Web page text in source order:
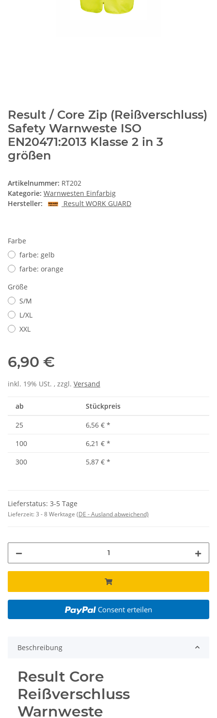
Result / Core Zip (Reißverschluss)
Safety Warnweste ISO
EN20471:2013 Klasse 2 in 3
größen
Artikelnummer: RT202
Kategorie: Warnwesten Einfarbig
Hersteller:
Result WORK GUARD
Farbe
farbe: gelb
farbe: orange
Größe
S/M
L/XL
XXL
6,90 €
inkl. 19% USt. , zzgl. Versand
ab Stückpreis
25 6,56 € *
100
6,21 € *
300
5,87 € *
Lieferstatus: 3-5 Tage
Lieferzeit:3 - 8 Werktage (DE - Ausland abweichend)
Consent erteilen
Beschreibung
Result Core
Reißverschluss
Warnweste